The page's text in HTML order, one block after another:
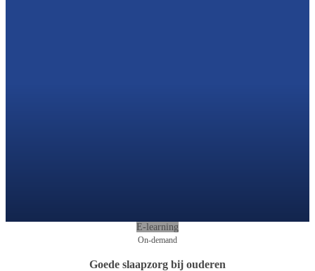
E-learning
On-demand
Goede slaapzorg bij ouderen